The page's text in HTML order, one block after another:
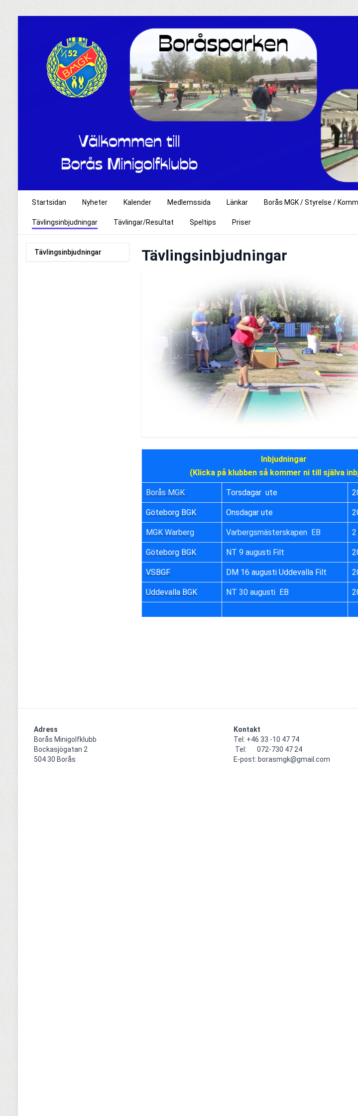
Startsidan Nyheter Kalender Medlemssida Länkar Borås MGK / Styrelse /
Tävlingsinbjudningar Tävlingar/Resultat Speltips Priser
Tävlingsinbjudningar Tävlingsinbjudningar
Inbjudningar
(Klicka på klubben så kommer ni till själva
Borås MGK Torsdagar  ute
Göteborg BGK Onsdagar ute
MGK Warberg Varbergsmästerskapen  EB 2
Göteborg BGK NT 9 augusti Filt
VSBGF DM 16 augusti Uddevalla Filt
Uddevalla BGK NT 30 augusti  EB
Adress
Borås Minigolfklubb
Bockasjögatan 2
504 30 Borås
Kontakt
Tel: +46 33 -10 47 74
E-post: borasmgk@gmail.com